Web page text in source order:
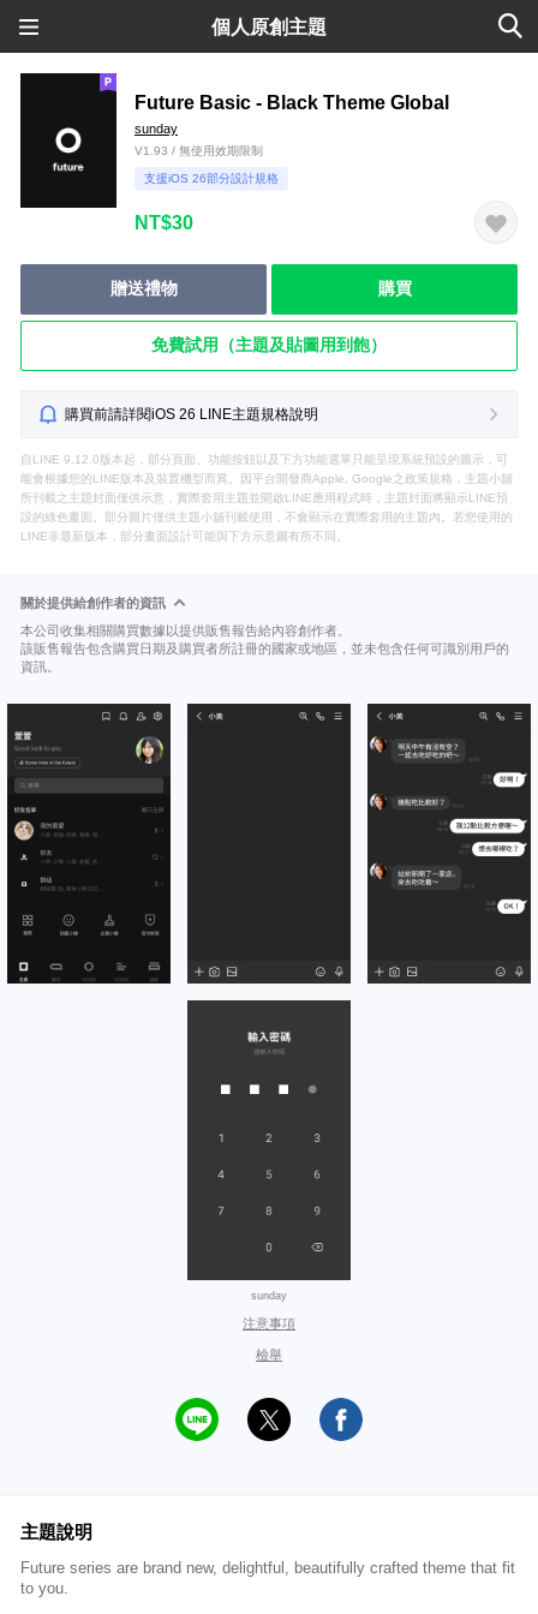
個人原創主題
Future Basic - Black Theme Global
sunday
V1.93 / 無使用效期限制
支援iOS 26部分設計規格
NT$30
贈送禮物 購買
免費試用（主題及貼圖用到飽）
購買前請詳閱iOS 26 LINE主題規格說明
自LINE 9.12.0版本起，部分頁面、功能按鈕以及下方功能選單只能呈現系統預設的圖示，可
能會根據您的LINE版本及裝置機型而異。因平台開發商Apple, Google之政策規格，主題小舖
所刊載之主題封面僅供示意，實際套用主題並開啟LINE應用程式時，主題封面將顯示LINE預
設的綠色畫面。部分圖片僅供主題小舖刊載使用，不會顯示在實際套用的主題內。若您使用的
LINE非最新版本，部分畫面設計可能與下方示意圖有所不同。
關於提供給創作者的資訊
本公司收集相關購買數據以提供販售報告給內容創作者。
該販售報告包含購買日期及購買者所註冊的國家或地區，並未包含任何可識別用戶的
資訊。
sunday
注意事項
檢舉
主題說明
Future series are brand new, delightful, beautifully crafted theme that fit
to you.